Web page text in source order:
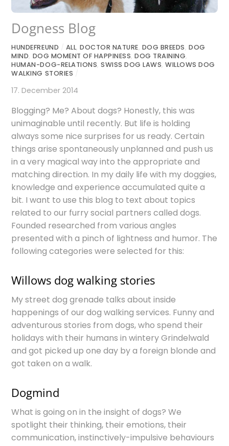
Dogness Blog
HUNDEFREUND ALL,DOCTOR NATURE, DOG BREEDS,DOG
MIND, DOG MOMENT OF HAPPINESS,DOG TRAINING,
HUMAN-DOG-RELATIONS,SWISS DOG LAWS,WILLOWS DOG
WALKING STORIES
17. December 2014
Blogging? Me? About dogs? Honestly, this was
unimaginable until recently. But life is holding
always some nice surprises for us ready. Certain
things arise spontaneously unplanned and push us
in a very magical way into the appropriate and
matching direction. In my daily life with my doggies,
knowledge and experience accumulated quite a
bit. I want to use this blog to text about topics
related to our furry social partners called dogs.
Founded researched from various angles
presented with a pinch of lightness and humor. The
following categories were selected for this:
Willows dog walking stories
My street dog grenade talks about inside
happenings of our dog walking services. Funny and
adventurous stories from dogs, who spend their
holidays with their humans in wintery Grindelwald
and got picked up one day by a foreign blonde and
got taken on a walk.
Dogmind
What is going on in the insight of dogs? We
spotlight their thinking, their emotions, their
communication, instinctively-impulsive behaviours